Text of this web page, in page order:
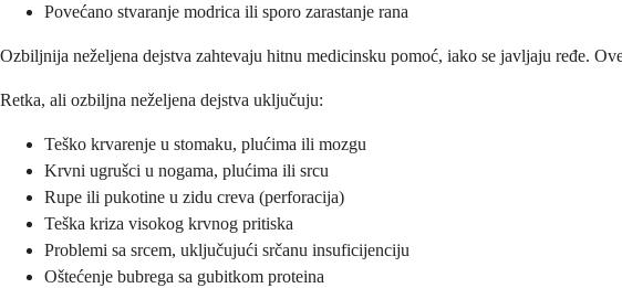
Povećano stvaranje modrica ili sporo zarastanje rana
Ozbiljnija neželjena dejstva zahtevaju hitnu medicinsku pomoć, iako se javljaju ređe.
Retka, ali ozbiljna neželjena dejstva uključuju:
Teško krvarenje u stomaku, plućima ili mozgu
Krvni ugrušci u nogama, plućima ili srcu
Rupe ili pukotine u zidu creva (perforacija)
Teška kriza visokog krvnog pritiska
Problemi sa srcem, uključujući srčanu insuficijenciju
Oštećenje bubrega sa gubitkom proteina